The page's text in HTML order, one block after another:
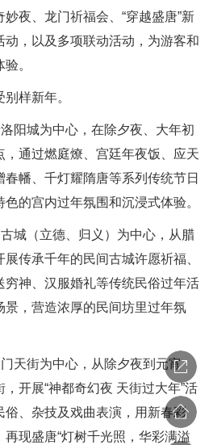
夜、龙门祈福会、“穿越盛唐”新
，以及多项联动活动，为游客和
。
样新年。
阳城为中心，在除夕夜、大年初
通过燃庭燎、宫廷年夜饭、应天
幡、千灯耀隋唐等系列传统节日
的宫内过年氛围和沉浸式体验。
城（立德、归义）为中心，从腊
传承千年的民间古城许愿祈福、
穷神、汉服婚礼等传统民俗过年活
景，营造浓厚的民间坊里过年氛
天街为中心，从除夕夜到元宵
开展“神都奇幻夜 天街过大年”活
俗、杂技及戏曲表演，用新春彩
现盛唐“灯树千光照，华彩满溢